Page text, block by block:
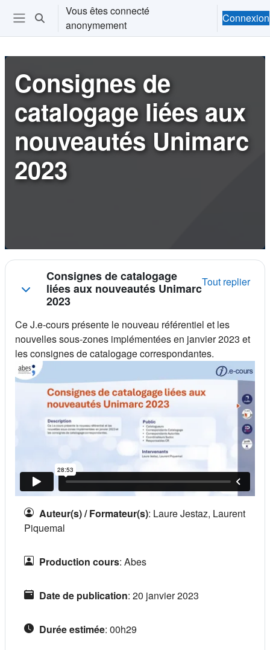
Passer au contenu principal
Ouvrir le menu de navigation
Activer/désactiver la saisie de recherche
Vous êtes connecté
anonymement
Connexion
Consignes de
catalogage liées aux
nouveautés Unimarc
2023
Résumé de section
Consignes de catalogage
liées aux nouveautés Unimarc
2023
Tout replier
Ce J.e-cours présente le nouveau référentiel et les
nouvelles sous-zones implémentées en janvier 2023 et
les consignes de catalogage correspondantes.
Auteur(s) / Formateur(s): Laure Jestaz, Laurent
Piquemal
Production cours: Abes
Date de publication: 20 janvier 2023
Durée estimée: 00h29